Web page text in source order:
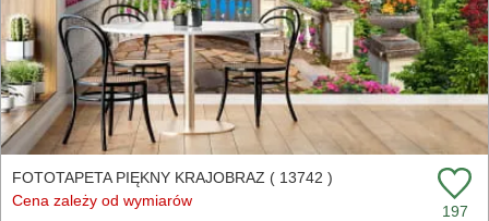
FOTOTAPETA PIĘKNY KRAJOBRAZ ( 13742 )
Cena zależy od wymiarów
197